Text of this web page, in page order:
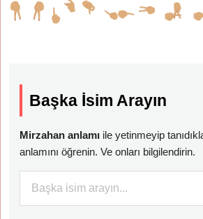
Başka İsim Arayın
Mirzahan anlamı ile yetinmeyip
anlamını öğrenin. Ve onları bilgilendirin.